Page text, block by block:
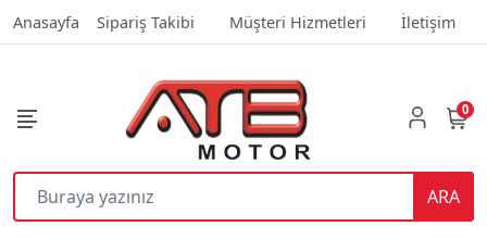
Anasayfa Sipariş Takibi Müşteri Hizmetleri İletişim
ARA
0